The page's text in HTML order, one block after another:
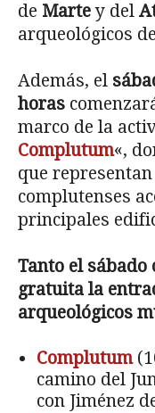
de Martey del
arqueológicos
Además, el
horas
marco de la
Complutum«,
que
complutenses
principales
Tanto el sábado
gratuita la
arqueológicos
Complutum
camino del
con Jiménez